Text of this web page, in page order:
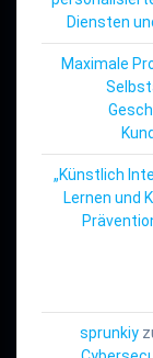
Diensten
Maximale
„Künstlich
Lernen und
sprunkiy